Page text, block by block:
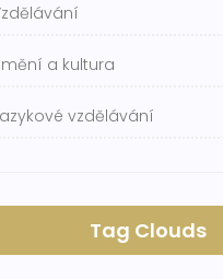
a kultura
vzdělávání
Tag Clouds